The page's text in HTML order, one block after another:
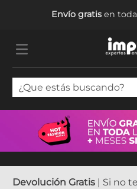
Envío gratisen
¿Que estás buscando?
Devolución Gratis| Si no
TÉRMINOS MÁS BUSCADOS
tenis mujer
3.
tenis hombre